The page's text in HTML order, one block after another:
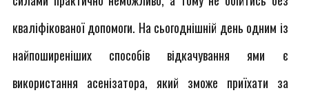
кваліфікованої допомоги. На сьогоднішній день одним із
найпоширеніших способів відкачування ями є
використання асенізатора, який зможе приїхати за